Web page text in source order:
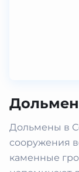
Дольмены в
сооружения
каменные